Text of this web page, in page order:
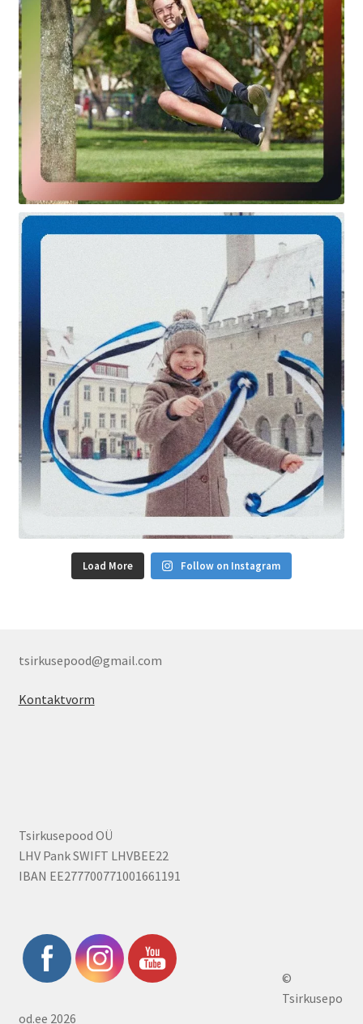
Load More Follow on Instagram
tsirkusepood@gmail.com
Kontaktvorm
Tsirkusepood OÜ
LHV Pank SWIFT LHVBEE22
IBAN EE277700771001661191
©
Tsirkusepo
od.ee 2026